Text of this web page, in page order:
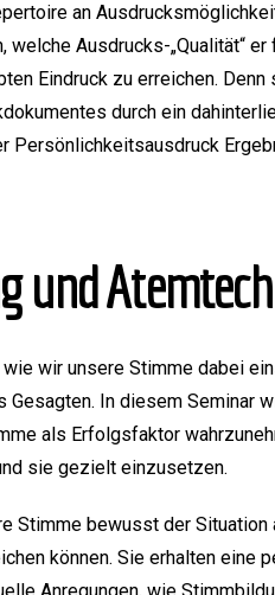
an
welche Ausdrucks-„Qualität“
Eindruck zu erreichen. Denn
durch ein
Persönlichkeitsausdruck
und
wir unsere Stimme dabei
In diesem Seminar
als Erfolgsfaktor
sie gezielt einzusetzen.
Stimme bewusst der Situation
können. Sie erhalten eine